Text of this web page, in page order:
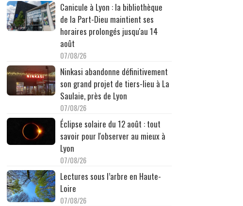
Canicule à Lyon : la bibliothèque
de la Part-Dieu maintient ses
horaires prolongés jusqu'au 14
août
07/08/26
Ninkasi abandonne définitivement
son grand projet de tiers-lieu à La
Saulaie, près de Lyon
07/08/26
Éclipse solaire du 12 août : tout
savoir pour l'observer au mieux à
Lyon
07/08/26
Lectures sous l’arbre en Haute-
Loire
07/08/26